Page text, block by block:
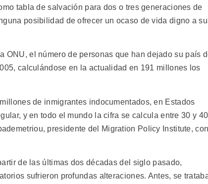
tabla de salvación para dos o tres generaciones de
posibilidad de ofrecer un ocaso de vida digno a
ONU, el número de personas que han dejado su país
calculándose en la actualidad en 191 millones los
de inmigrantes indocumentados, en Estados
y en todo el mundo la cifra se calcula entre 30 y 40
presidente del Migration Policy Institute,
de las últimas dos décadas del siglo pasado,
sufrieron profundas alteraciones. Antes, se